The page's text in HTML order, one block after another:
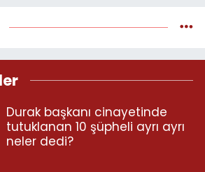
Durak başkanı cinayetinde
tutuklanan 10 şüpheli ayrı ayrı
neler dedi?